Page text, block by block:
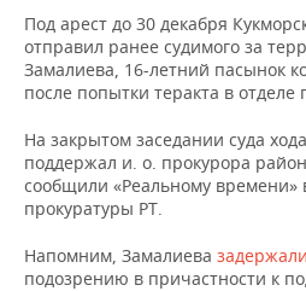
ДЕКЛАРАЦИИ О ДОХОДАХ
КОРОЛИ ГОСЗАКАЗА ПФО
КОМУ ПРИНАДЛЕЖАТ
ТОРГОВЫЕ ЦЕНТРЫ
ТАТАРСТАНА
НОВОСТИ ЭКОНОМИКИ
ФИНАНСЫ
БЮДЖЕТ
ПРОМЫШЛЕННОСТЬ
НОВОСТИ
ПРОМЫШЛЕННОСТИ
АГРОПРОМ
МАШИНОСТРОЕНИЕ
НЕФТЕХИМИЯ
НЕДВИЖИМОСТЬ
НОВОСТИ АВТО
БИЗНЕС
Под арест до 30 декабря
отправил ранее судимого за
Замалиева, 16-летний пасынок
после попытки теракта в отделе
На закрытом заседании суда
поддержал и. о. прокурора
сообщили «Реальному времени»
прокуратуры РТ.
Напомним, Замалиева задержали
подозрению в причастности к